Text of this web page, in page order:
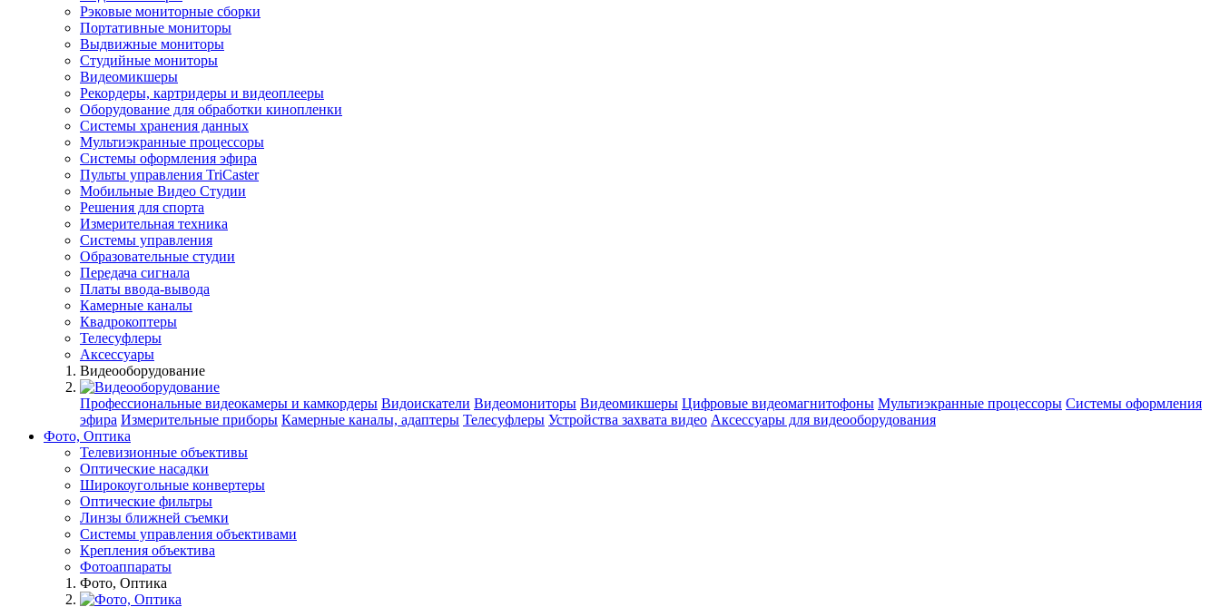
Рэковые мониторные сборки
Портативные мониторы
Выдвижные мониторы
Студийные мониторы
Видеомикшеры
Рекордеры, картридеры и видеоплееры
Оборудование для обработки кинопленки
Системы хранения данных
Мультиэкранные процессоры
Системы оформления эфира
Пульты управления TriCaster
Мобильные Видео Студии
Решения для спорта
Измерительная техника
Системы управления
Образовательные студии
Передача сигнала
Платы ввода-вывода
Камерные каналы
Квадрокоптеры
Телесуфлеры
Аксессуары
Видеооборудование
Профессиональные видеокамеры и камкордеры Видоискатели Видеомониторы Видеомикшеры Цифровые видеомагнитофоны Мультиэкранные процессоры Системы оформления
эфира Измерительные приборы Камерные каналы, адаптеры Телесуфлеры Устройства захвата видео Аксессуары для видеооборудования
Фото, Оптика
Телевизионные объективы
Оптические насадки
Широкоугольные конвертеры
Оптические фильтры
Линзы ближней съемки
Системы управления объективами
Крепления объектива
Фотоаппараты
Фото, Оптика